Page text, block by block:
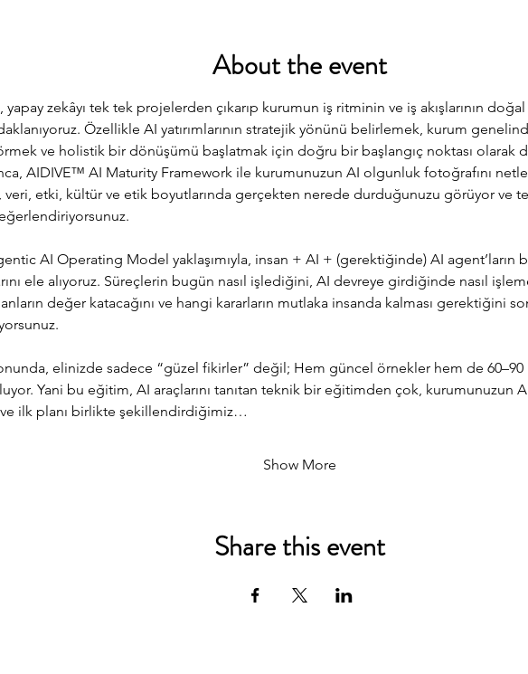
About the event
zekâyı tek tek projelerden çıkarıp kurumun iş ritminin ve iş akışlarının
Özellikle AI yatırımlarının stratejik yönünü belirlemek, kurum
ve holistik bir dönüşümü başlatmak için doğru bir başlangıç noktası olarak
AIDIVE™ AI Maturity Framework ile kurumunuzun AI olgunluk fotoğrafını
veri, etki, kültür ve etik boyutlarında gerçekten nerede durduğunuzu görüyor ve
AI Operating Model yaklaşımıyla, insan + AI + (gerektiğinde) AI agent’ların
ele alıyoruz. Süreçlerin bugün nasıl işlediğini, AI devreye girdiğinde nasıl
değer katacağını ve hangi kararların mutlaka insanda kalması gerektiğini
elinizde sadece “güzel fikirler” değil; Hem güncel örnekler hem de
Yani bu eğitim, AI araçlarını tanıtan teknik bir eğitimden çok, kurumunuzun AI
ilk planı birlikte şekillendirdiğimiz…
Show More
Share this event